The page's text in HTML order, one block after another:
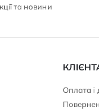
та новини
Оплата і